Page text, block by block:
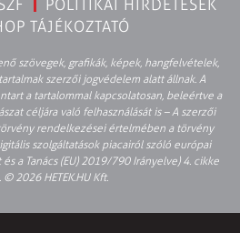
POLITIKAI HIRDETÉSEK
TÁJÉKOZTATÓ
szövegek, grafikák, képek, hangfelvételek,
szerzői jogvédelem alatt állnak. A
a tartalommal kapcsolatosan, beleértve a
céljára való felhasználását is – A szerzői
rendelkezései értelmében a törvény
szolgáltatások piacairól szóló európai
a Tanács (EU) 2019/790 Irányelve) 4. cikke
© 2026 HETEK.HU Kft.